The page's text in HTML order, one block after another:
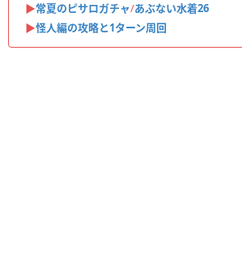
▶︎常夏のピサロガチャ/あぶない水着26
▶︎怪人編の攻略と1ターン周回